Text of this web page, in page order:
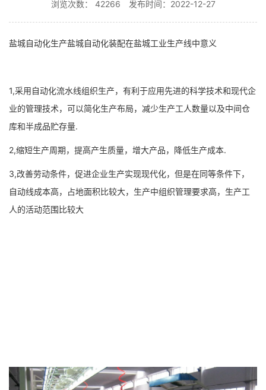
浏览次数： 42266 发布时间：2022-12-27
盐城自动化生产盐城自动化装配在盐城工业生产线中意义
1,采用自动化流水线组织生产，有利于应用先进的科学技术和现代企
业的管理技术，可以简化生产布局，减少生产工人数量以及中间仓
库和半成品贮存量.
2,缩短生产周期，提高产生质量，增大产品，降低生产成本.
3,改善劳动条件，促进企业生产实现现代化，但是在同等条件下，
自动线成本高，占地面积比较大，生产中组织管理要求高，生产工
人的活动范围比较大